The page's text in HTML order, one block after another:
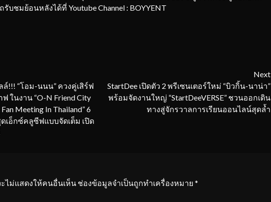
รับชมย้อนหลังได้ที่ Youtube Channel : BOYYENT
!!! “โอม-นนน” ควงคู่เสิร์ฟ
ในงาน “O-N Friend City
Meeting In Thailand” 6
เอ็กซ์คลูซีฟแบบจัดเต็ม เปิด
Next
StartDee เปิดตัว 2 พรีเซนเตอร์ใหม่ “บิวกิ้น-นาน่า”
พร้อมจัดงานใหญ่ “StartDeeVERSE” ชวนออกเดิน
ทางสู่จักรวาลการเรียนออนไลน์สุดล้ำ
ไม่แสดงให้คนอื่นเห็น ช่องข้อมูลจำเป็นถูกทำเครื่องหมาย *